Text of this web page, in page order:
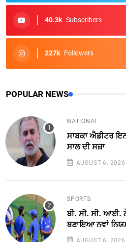
40.3k Subscribers
227k Followers
POPULAR NEWS
NATIONAL
ਸਾਬਕਾ ਐਡੀਟਰ
ਸਾਲ ਦੀ ਸਜ਼ਾ
AUGUST 6, 2026
SPORTS
ਬੀ. ਸੀ. ਸੀ. ਆਈ.
ਬਣਾਇਆ ਨਵਾਂ
AUGUST 6, 2026